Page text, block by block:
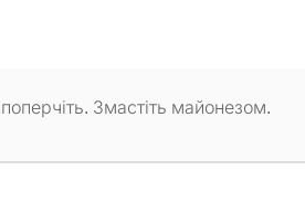
Змастіть майонезом.